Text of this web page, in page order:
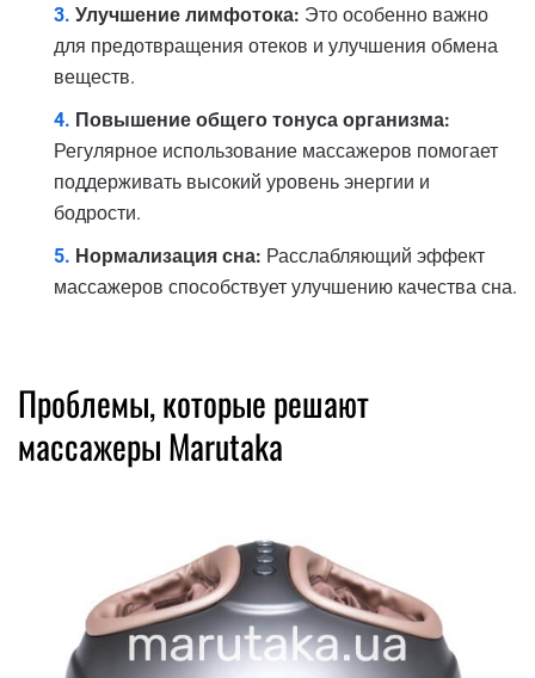
Улучшение лимфотока: Это особенно важно
для предотвращения отеков и улучшения обмена
веществ.
Повышение общего тонуса организма:
Регулярное использование массажеров помогает
поддерживать высокий уровень энергии и
бодрости.
Нормализация сна: Расслабляющий эффект
массажеров способствует улучшению качества сна.
Проблемы, которые решают
массажеры Marutaka